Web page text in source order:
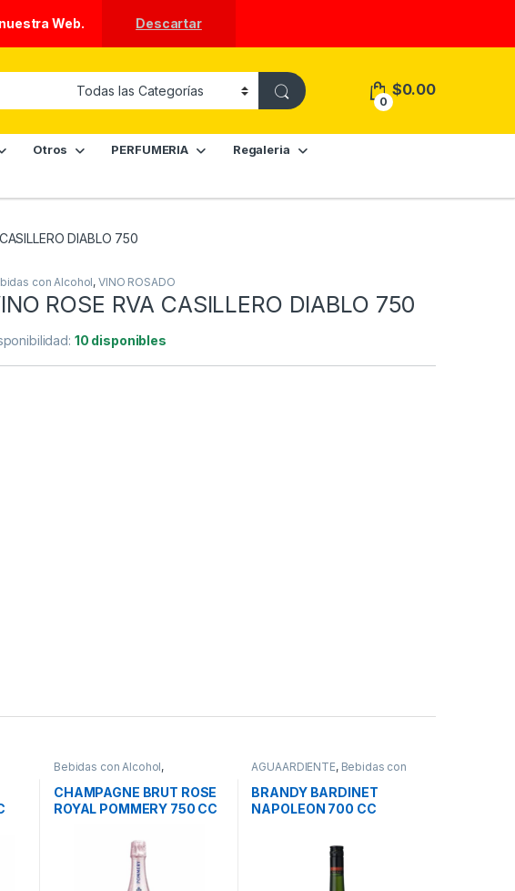
Web. Descartar
0
$0.00
Otros PERFUMERIA Regaleria
DIABLO 750
con Alcohol,VINO ROSADO
ROSE RVA CASILLERO DIABLO 750
10 disponibles
Bebidas con Alcohol,
CHAMPAGNE BRUT ROSE
ROYAL POMMERY 750 CC
AGUAARDIENTE, Bebidas con
BRANDY BARDINET
NAPOLEON 700 CC